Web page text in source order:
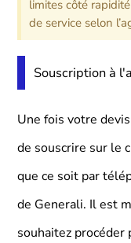
limites côté
de service selon
Souscription à
Une fois votre
de souscrire sur le
que ce soit par
de Generali. Il est
souhaitez procéder